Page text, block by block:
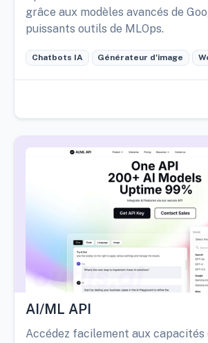
grâce aux modèles avancés de
puissants outils de MLOps.
Chatbots IA Générateur d'image
AI/ML API
Accédez facilement aux capacités